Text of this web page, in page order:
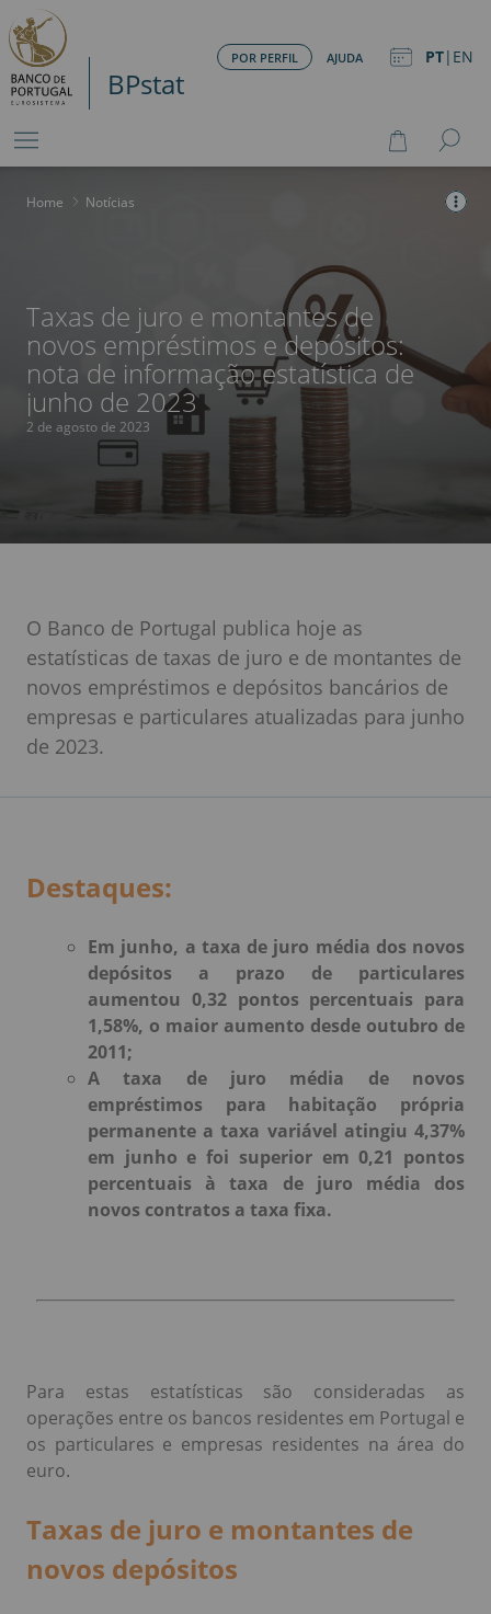
BPstat
PT| EN
POR PERFIL AJUDA
Home > Notícias
Taxas de juro e montantes de
novos empréstimos e depósitos:
nota de informação estatística de
junho de 2023
2 de agosto de 2023
O Banco de Portugal publica hoje as
estatísticas de taxas de juro e de montantes de
novos empréstimos e depósitos bancários de
empresas e particulares atualizadas para junho
de 2023.
Destaques:
Em junho, a taxa de juro média dos novos
depósitos a prazo de particulares
aumentou 0,32 pontos percentuais para
1,58%, o maior aumento desde outubro de
2011;
A taxa de juro média de novos
empréstimos para habitação própria
permanente a taxa variável atingiu 4,37%
em junho e foi superior em 0,21 pontos
percentuais à taxa de juro média dos
novos contratos a taxa fixa.
Para estas estatísticas são consideradas as
operações entre os bancos residentes em Portugal e
os particulares e empresas residentes na área do
euro.
Taxas de juro e montantes de
novos depósitos